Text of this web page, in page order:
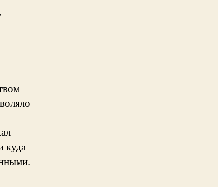
куда